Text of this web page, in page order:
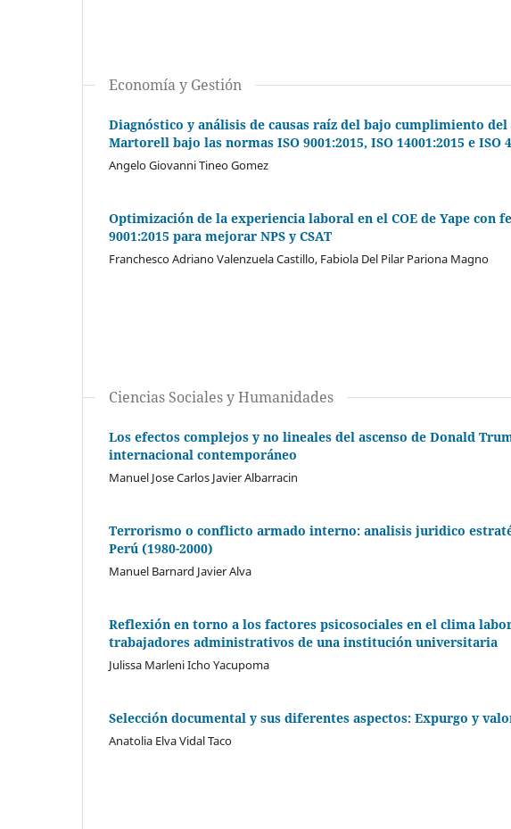
Economía y Gestión
Diagnóstico y análisis de causas raíz del bajo cumplimiento
Martorell bajo las normas ISO 9001:2015, ISO 14001:2015 e ISO
Angelo Giovanni Tineo Gomez
Optimización de la experiencia laboral en el COE de Yape con
9001:2015 para mejorar NPS y CSAT
Franchesco Adriano Valenzuela Castillo, Fabiola Del Pilar Pariona Magno
Ciencias Sociales y Humanidades
Los efectos complejos y no lineales del ascenso de Donald
internacional contemporáneo
Manuel Jose Carlos Javier Albarracin
Terrorismo o conflicto armado interno: analisis juridico
Perú (1980-2000)
Manuel Barnard Javier Alva
Reflexión en torno a los factores psicosociales en el clima
trabajadores administrativos de una institución universitaria
Julissa Marleni Icho Yacupoma
Selección documental y sus diferentes aspectos: Expurgo y
Anatolia Elva Vidal Taco